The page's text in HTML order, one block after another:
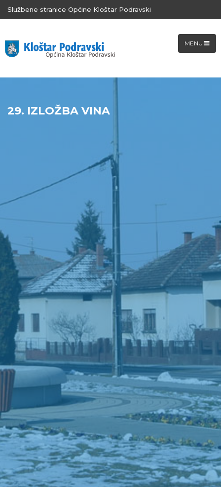
Službene stranice Općine Kloštar Podravski
MENU
29. IZLOŽBA VINA